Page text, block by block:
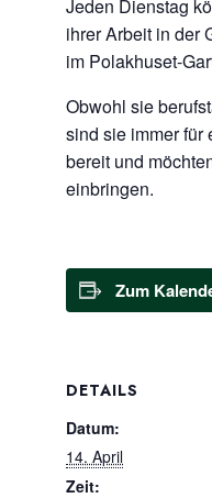
Jeden Dienstag
ihrer Arbeit in der
im Polakhuset-
Obwohl sie
sind sie immer für
bereit und
einbringen.
Zum
DETAILS
Datum:
14. April
Zeit: